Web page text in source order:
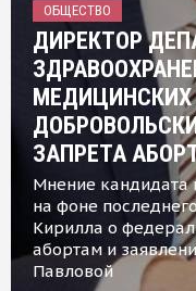
ОБЩЕСТВО
ДИРЕКТОР
МЕДИЦИНСКИХ
ЗАПРЕТА
Мнение кандидата
на фоне
Кирилла о
абортам и
Павловой